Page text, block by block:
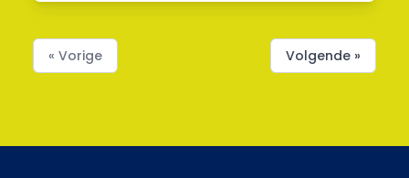
« Vorige Volgende »